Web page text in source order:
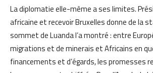
La diplomatie elle-même a ses limites.
africaine et recevoir Bruxelles donne de la
sommet de Luanda l’a montré : entre
migrations et de minerais et Africains en
financements et d’égards, les promesses